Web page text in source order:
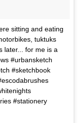
sitting and eating
tuktuks
later... for me is a
#urbansketch
#sketchbook
#stationery